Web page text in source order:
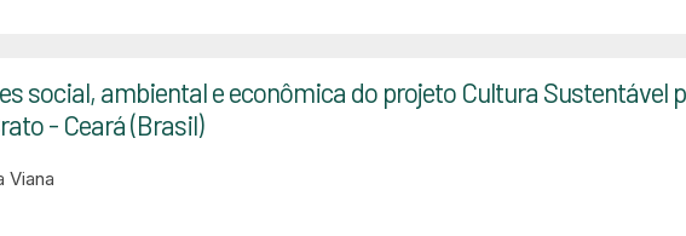
social, ambiental e econômica do projeto Cultura Sustentável
- Ceará (Brasil)
Viana